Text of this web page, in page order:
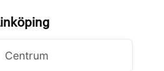
Centrum